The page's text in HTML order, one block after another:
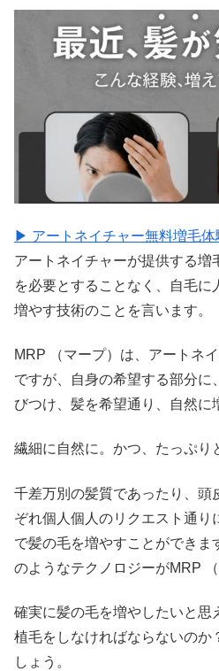
▶ アートネイチャー無料増毛体
アートネイチャーが提供する増
を必要とすることなく、自毛に
増やす技術のことを言います。
MRP （マープ）は、アートネ
ですが、自身の希望する部分に
びつけ、髪を希望通り、自然に
繊細に自然に。かつ、たっぷり
千差万別の髪質であったり、頭
ぞれ個人個人のリクエスト通り
で髪の毛を増やすことができま
のようなテクノロジーがMRP
確実に髪の毛を増やしたいと思
植毛をしなければならないのか
しょう。